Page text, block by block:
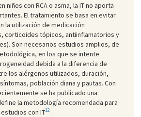
niños con RCA o asma, la IT no aporta
El tratamiento se basa en evitar
la utilización de medicación
corticoides tópicos, antiinflamatorios y
Son necesarios estudios amplios, de
en los que se intente
debida a la diferencia de
los alérgenos utilizados, duración,
población diana y pautas. Con
se ha publicado una
la metodología recomendada para
con IT12 .